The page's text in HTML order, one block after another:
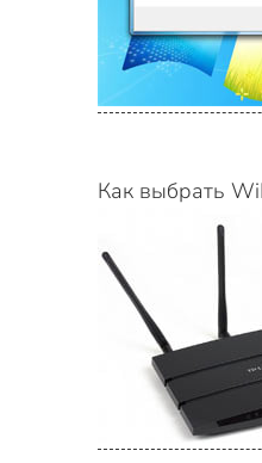
Как выбрать